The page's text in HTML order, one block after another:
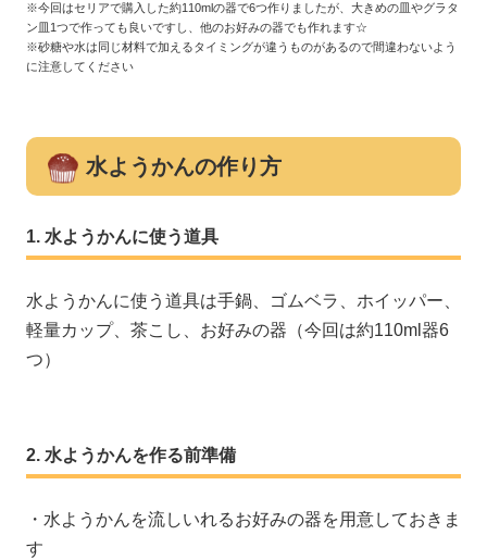
※今回はセリアで購入した約110mlの器で6つ作りましたが、大きめの皿やグラタ
ン皿1つで作っても良いですし、他のお好みの器でも作れます☆
※砂糖や水は同じ材料で加えるタイミングが違うものがあるので間違わないよう
に注意してください
水ようかんの作り方
水ようかんに使う道具
水ようかんに使う道具は手鍋、ゴムベラ、ホイッパー、
軽量カップ、茶こし、お好みの器（今回は約110ml器6
つ）
水ようかんを作る前準備
・水ようかんを流しいれるお好みの器を用意しておきま
す